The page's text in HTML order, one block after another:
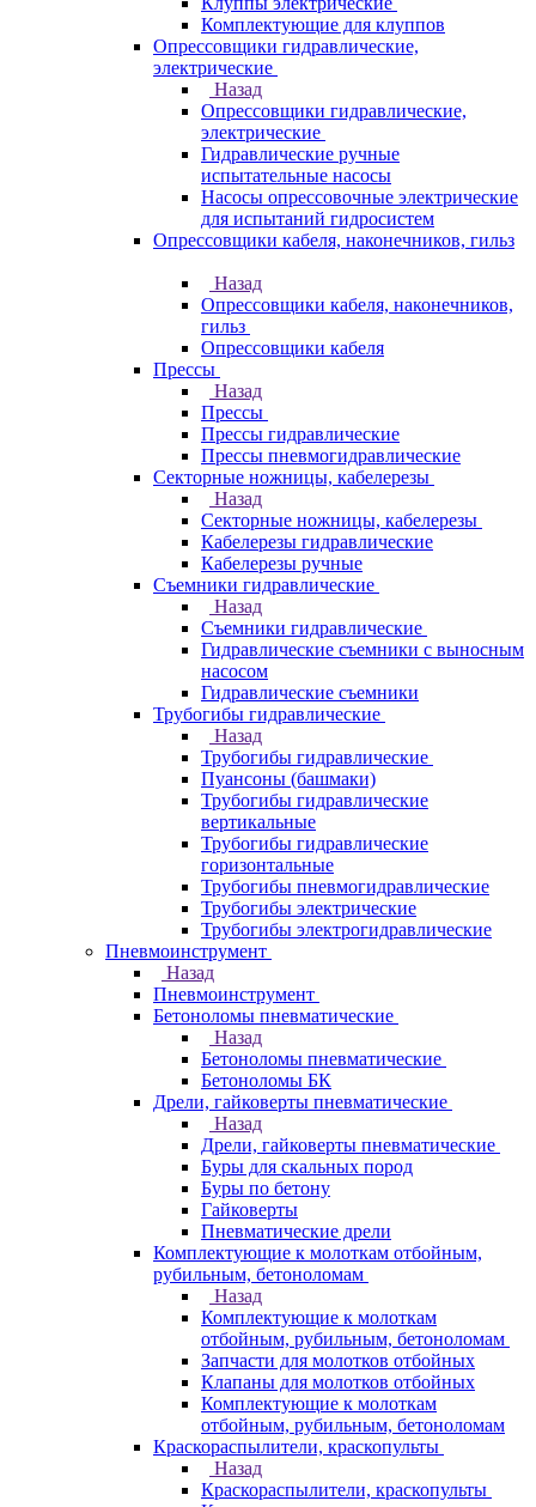
Комплектующие для клуппов
Опрессовщики гидравлические,
электрические
Назад
Опрессовщики гидравлические,
электрические
Гидравлические ручные
испытательные насосы
Насосы опрессовочные электрические
для испытаний гидросистем
Опрессовщики кабеля, наконечников, гильз
Назад
Опрессовщики кабеля, наконечников,
гильз
Опрессовщики кабеля
Прессы
Назад
Прессы
Прессы гидравлические
Прессы пневмогидравлические
Секторные ножницы, кабелерезы
Назад
Секторные ножницы, кабелерезы
Кабелерезы гидравлические
Кабелерезы ручные
Съемники гидравлические
Назад
Съемники гидравлические
Гидравлические cъемники с выносным
насосом
Гидравлические съемники
Трубогибы гидравлические
Назад
Трубогибы гидравлические
Пуансоны (башмаки)
Трубогибы гидравлические
вертикальные
Трубогибы гидравлические
горизонтальные
Трубогибы пневмогидравлические
Трубогибы электрические
Трубогибы электрогидравлические
Пневмоинструмент
Назад
Пневмоинструмент
Бетоноломы пневматические
Назад
Бетоноломы пневматические
Бетоноломы БК
Дрели, гайковерты пневматические
Назад
Дрели, гайковерты пневматические
Буры для скальных пород
Буры по бетону
Гайковерты
Пневматические дрели
Комплектующие к молоткам отбойным,
рубильным, бетоноломам
Назад
Комплектующие к молоткам
отбойным, рубильным, бетоноломам
Запчасти для молотков отбойных
Клапаны для молотков отбойных
Комплектующие к молоткам
отбойным, рубильным, бетоноломам
Краскораспылители, краскопульты
Назад
Краскораспылители, краскопульты